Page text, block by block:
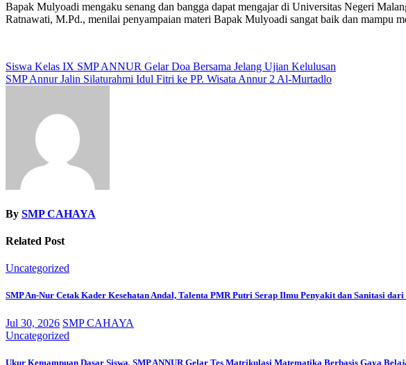
Bapak Mulyoadi mengaku senang dan bangga dapat mengajar di Universitas Negeri
Ratnawati, M.Pd., menilai penyampaian materi Bapak Mulyoadi sangat baik dan mampu
Navigasi
pos
Siswa Kelas IX SMP ANNUR Gelar Doa Bersama Jelang Ujian Kelulusan
SMP Annur Jalin Silaturahmi Idul Fitri ke PP. Wisata Annur 2 Al-Murtadlo
By SMP CAHAYA
Related Post
Uncategorized
SMP An-Nur Cetak Kader Kesehatan Andal, Talenta PMR Putri Serap Ilmu Penyakit dan Sanitasi
Jul 30, 2026 SMP CAHAYA
Uncategorized
Ukur Kemampuan Dasar Siswa, SMP ANNUR Gelar Tes Matrikulasi Matematika Berbasis Gaya